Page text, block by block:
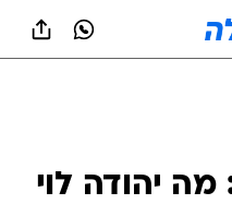
יהודה לוי